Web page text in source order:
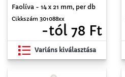
Faolíva - 14 x 21 mm, per db
Cikkszám 301088xx
-tól 78 Ft
Variáns kiválasztása